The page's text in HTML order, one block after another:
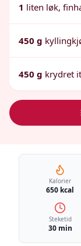
1 liten løk,
450 g
450 g krydret
Kalorier
650 kcal
Steketid
30 min